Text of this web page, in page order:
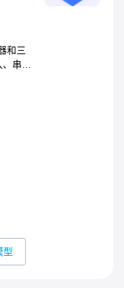
和三
串行
都有
串行
，并
位移
。当
据会
高电
断状
响寄
型